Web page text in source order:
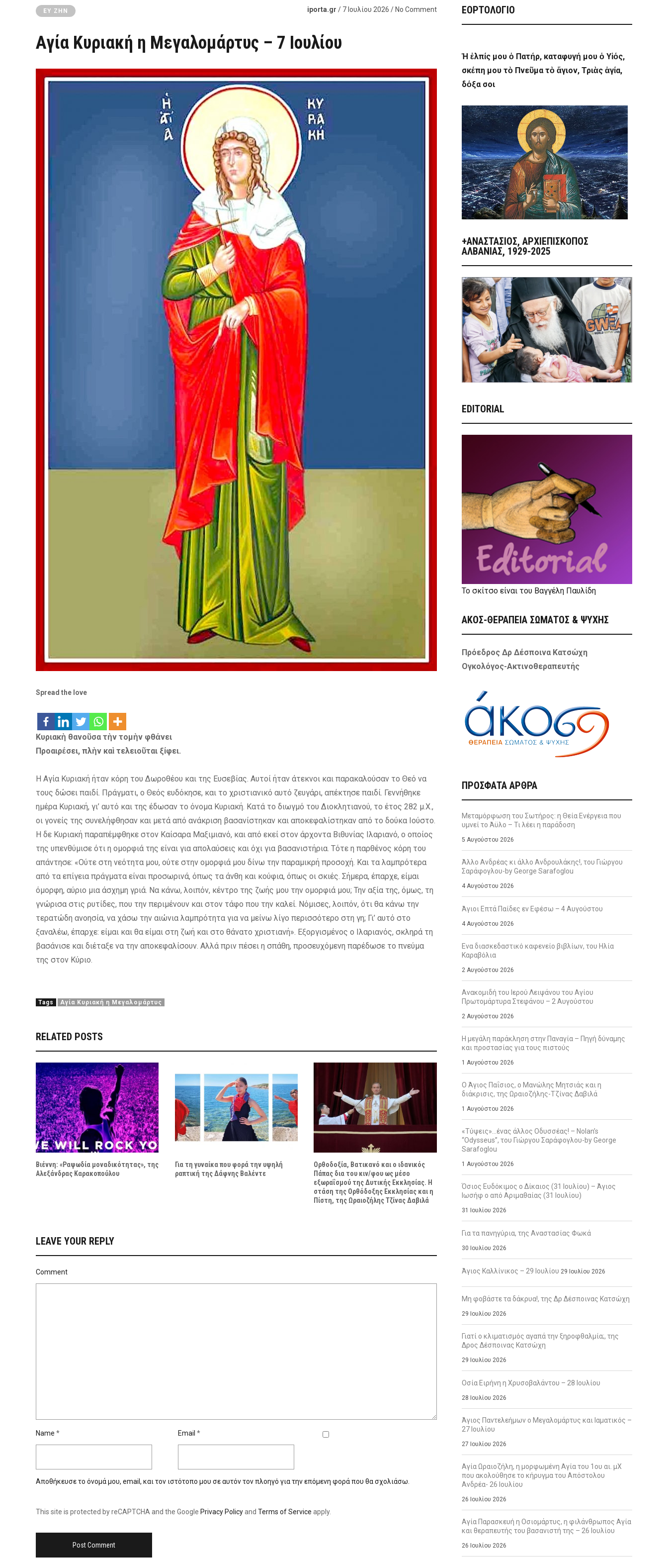
ΕΥ ΖΗΝ iporta.gr / 7 Ιουλίου 2026 / No Comment
Αγία Κυριακή η Μεγαλομάρτυς – 7 Ιουλίου
Spread the love
Κυριακὴ θανοῦσα τὴν τομὴν φθάνει
Προαιρέσει, πλὴν καὶ τελειοῦται ξίφει.
Η Αγία Κυριακή ήταν κόρη του Δωροθέου και της Ευσεβίας. Αυτοί ήταν άτεκνοι και παρακαλούσαν το Θεό να
τους δώσει παιδί. Πράγματι, ο Θεός ευδόκησε, και το χριστιανικό αυτό ζευγάρι, απέκτησε παιδί. Γεννήθηκε
ημέρα Κυριακή, γι’ αυτό και της έδωσαν το όνομα Κυριακή. Κατά το διωγμό του Διοκλητιανού, το έτος 282 μ.Χ.,
οι γονείς της συνελήφθησαν και μετά από ανάκριση βασανίστηκαν και αποκεφαλίστηκαν από το δούκα Ιούστο.
Η δε Κυριακή παραπέμφθηκε στον Καίσαρα Μαξιμιανό, και από εκεί στον άρχοντα Βιθυνίας Ιλαριανό, ο οποίος
της υπενθύμισε ότι η ομορφιά της είναι για απολαύσεις και όχι για βασανιστήρια. Τότε η παρθένος κόρη του
απάντησε: «Ούτε στη νεότητα μου, ούτε στην ομορφιά μου δίνω την παραμικρή προσοχή. Και τα λαμπρότερα
από τα επίγεια πράγματα είναι προσωρινά, όπως τα άνθη και κούφια, όπως οι σκιές. Σήμερα, έπαρχε, είμαι
όμορφη, αύριο μια άσχημη γριά. Να κάνω, λοιπόν, κέντρο της ζωής μου την ομορφιά μου; Την αξία της, όμως, τη
γνώρισα στις ρυτίδες, που την περιμένουν και στον τάφο που την καλεί. Νόμισες, λοιπόν, ότι θα κάνω την
τερατώδη ανοησία, να χάσω την αιώνια λαμπρότητα για να μείνω λίγο περισσότερο στη γη; Γι’ αυτό στο
ξαναλέω, έπαρχε: είμαι και θα είμαι στη ζωή και στο θάνατο χριστιανή». Εξοργισμένος ο Ιλαριανός, σκληρά τη
βασάνισε και διέταξε να την αποκεφαλίσουν. Αλλά πριν πέσει η σπάθη, προσευχόμενη παρέδωσε το πνεύμα
της στον Κύριο.
Tags Αγία Κυριακή η Μεγαλομάρτυς
RELATED POSTS
Βιέννη: «Ραψωδία μοναδικότητας», της
Αλεξάνδρας Καρακοπούλου
Για τη γυναίκα που φορά την υψηλή
ραπτική της Δάφνης Βαλέντε
Ορθοδοξία, Βατικανό και ο ιδανικός
Πάπας δια του κιν/φου ως μέσο
εξωραΐσμού της Δυτικής Εκκλησίας. Η
στάση της Ορθόδοξης Εκκλησίας και η
Πίστη, της Ωραιοζήλης Τζίνας Δαβιλά
LEAVE YOUR REPLY
Comment
Name * Email *
Αποθήκευσε το όνομά μου, email, και τον ιστότοπο μου σε αυτόν τον πλοηγό για την επόμενη φορά που θα σχολιάσω.
This site is protected by reCAPTCHA and the Google Privacy Policyand Terms of Service apply.
ΕΟΡΤΟΛΟΓΙΟ
Ἡ ἐλπίς μου ὁ Πατήρ, καταφυγή μου ὁ Υἱός,
σκέπη μου τὸ Πνεῦμα τὸ ἅγιον, Τριὰς ἁγία,
δόξα σοι
+ΑΝΑΣΤΆΣΙΟΣ, ΑΡΧΙΕΠΊΣΚΟΠΟΣ
ΑΛΒΑΝΊΑΣ, 1929-2025
EDITORIAL
Το σκίτσο είναι του Βαγγέλη Παυλίδη
ΑΚΟΣ-ΘΕΡΑΠΕΙΑ ΣΩΜΑΤΟΣ & ΨΥΧΗΣ
Πρόεδρος Δρ Δέσποινα Κατσώχη
Ογκολόγος-Ακτινοθεραπευτής
ΠΡΌΣΦΑΤΑ ΆΡΘΡΑ
Μεταμόρφωση του Σωτήρος: η Θεία Ενέργεια που
υμνεί το Άϋλο – Τι λέει η παράδοση
5 Αυγούστου 2026
Άλλο Ανδρέας κι άλλο Ανδρουλάκης!, του Γιώργου
Σαράφογλου-by George Sarafoglou
4 Αυγούστου 2026
Άγιοι Επτά Παίδες εν Εφέσω – 4 Αυγούστου
4 Αυγούστου 2026
Ενα διασκεδαστικό καφενείο βιβλίων, του Ηλία
Καραβόλια
2 Αυγούστου 2026
Ανακομιδή του Ιερού Λειψάνου του Αγίου
Πρωτομάρτυρα Στεφάνου – 2 Αυγούστου
2 Αυγούστου 2026
Η μεγάλη παράκληση στην Παναγία – Πηγή δύναμης
και προστασίας για τους πιστούς
1 Αυγούστου 2026
Ο Άγιος Παΐσιος, ο Μανώλης Μητσιάς και η
διάκρισις, της Ωραιοζήλης-Τζίνας Δαβιλά
1 Αυγούστου 2026
«Τύψεις»…ένας άλλος Οδυσσέας! – Nolan’s
“Odysseus”, του Γιώργου Σαράφογλου-by George
Sarafoglou
1 Αυγούστου 2026
Όσιος Ευδόκιμος ο Δίκαιος (31 Ιουλίου) – Άγιος
Ιωσήφ ο από Αριμαθαίας (31 Ιουλίου)
31 Ιουλίου 2026
Για τα πανηγύρια, της Αναστασίας Φωκά
30 Ιουλίου 2026
Άγιος Καλλίνικος – 29 Ιουλίου 29 Ιουλίου 2026
Μη φοβάστε τα δάκρυα!, της Δρ Δέσποινας Κατσώχη
29 Ιουλίου 2026
Γιατί ο κλιματισμός αγαπά την ξηροφθαλμία;, της
Δρος Δέσποινας Κατσώχη
29 Ιουλίου 2026
Οσία Ειρήνη η Χρυσοβαλάντου – 28 Ιουλίου
28 Ιουλίου 2026
Άγιος Παντελεήμων ο Μεγαλομάρτυς και Ιαματικός –
27 Ιουλίου
27 Ιουλίου 2026
Αγία Ωραιοζήλη, η μορφωμένη Αγία του 1ου αι. μΧ
που ακολούθησε το κήρυγμα του Απόστολου
Ανδρέα- 26 Ιουλίου
26 Ιουλίου 2026
Αγία Παρασκευή η Οσιομάρτυς, η φιλάνθρωπος Αγία
και θεραπευτής του βασανιστή της – 26 Ιουλίου
26 Ιουλίου 2026